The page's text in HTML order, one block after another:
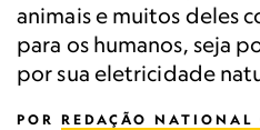
animais e muitos deles
para os humanos, seja
por sua eletricidade
POR REDAÇÃO NATIONAL